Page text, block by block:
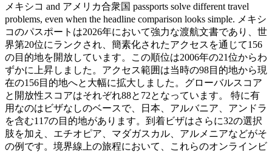
メキシコ and アメリカ合衆国 passports solve different travel
problems, even when the headline comparison looks simple. メキシ
コのパスポートは2026年において強力な渡航文書であり、世
界第20位にランクされ、簡素化されたアクセスを通じて156
の目的地を開放しています。この順位は2006年の21位からわ
ずかに上昇しました。アクセス範囲は当時の98目的地から現
在の156目的地へと大幅に拡大しました。グローバルスコア
と開放性スコアはそれぞれ88と72となっています。 特に有
用なのはビザなしのベースで、日本、アルバニア、アンドラ
を含む117の目的地があります。到着ビザはさらに32の選択
肢を加え、エチオピア、マダガスカル、アルメニアなどがそ
の例です。境界線上の旅程において、これらのオンラインビ